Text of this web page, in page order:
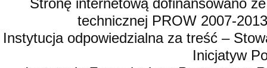
Stronę internetową dofinansowano
technicznej PROW 2007-
Instytucja odpowiedzialna za treść –
Inicjatyw